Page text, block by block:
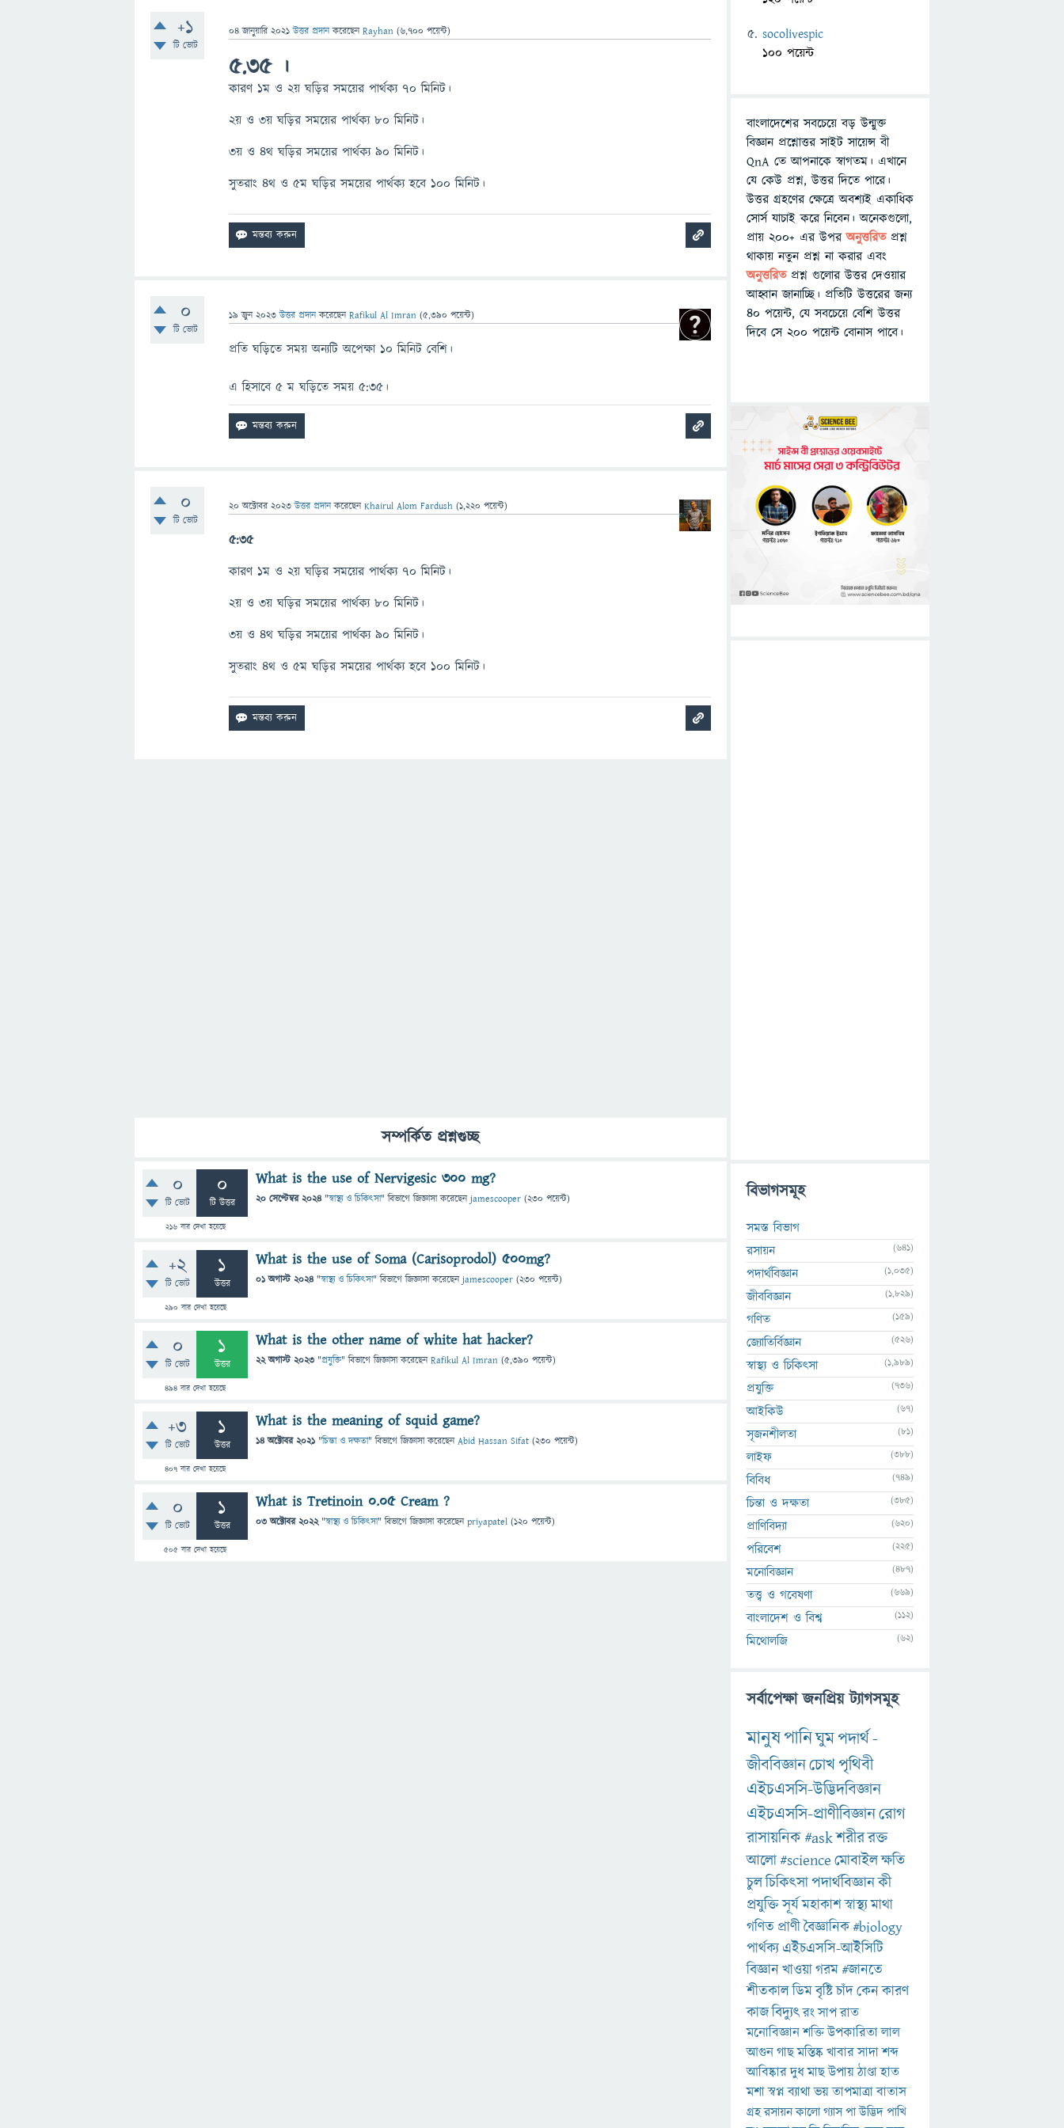
+1
টি ভোট
04 জানুয়ারি 2021 উত্তর প্রদান করেছেনRayhan (6,700 পয়েন্ট)
৫.৩৫ ।
কারণ ১ম ও ২য় ঘড়ির সময়ের পার্থক্য ৭০ মিনিট।
২য় ও ৩য় ঘড়ির সময়ের পার্থক্য ৮০ মিনিট।
৩য় ও ৪থ ঘড়ির সময়ের পার্থক্য ৯০ মিনিট।
সুতরাং ৪থ ও ৫ম ঘড়ির সময়ের পার্থক্য হবে ১০০ মিনিট।
0
টি ভোট
19 জুন 2023 উত্তর প্রদান করেছেনRafikul Al Imran (5,390 পয়েন্ট)
প্রতি ঘড়িতে সময় অন্যটি অপেক্ষা 10 মিনিট বেশি।
এ হিসাবে 5 ম ঘড়িতে সময় 5:35।
0
টি ভোট
20 অক্টোবর 2023 উত্তর প্রদান করেছেনKhairul Alom Fardush (1,220 পয়েন্ট)
5:35
কারণ ১ম ও ২য় ঘড়ির সময়ের পার্থক্য ৭০ মিনিট।
২য় ও ৩য় ঘড়ির সময়ের পার্থক্য ৮০ মিনিট।
৩য় ও ৪থ ঘড়ির সময়ের পার্থক্য ৯০ মিনিট।
সুতরাং ৪থ ও ৫ম ঘড়ির সময়ের পার্থক্য হবে ১০০ মিনিট।
সম্পর্কিত প্রশ্নগুচ্ছ
0
টি ভোট
0
টি উত্তর
216বার দেখা হয়েছে
What is the use of Nervigesic 300 mg?
20 সেপ্টেম্বর 2024 "স্বাস্থ্য ও চিকিৎসা" বিভাগে জিজ্ঞাসাকরেছেনjamescooper (230 পয়েন্ট)
+2
টি ভোট
1
উত্তর
290 বার দেখা হয়েছে
What is the use of Soma (Carisoprodol) 500mg?
01 অগাস্ট 2024 "স্বাস্থ্য ও চিকিৎসা" বিভাগে জিজ্ঞাসাকরেছেনjamescooper (230 পয়েন্ট)
0
টি ভোট
1
উত্তর
494 বার দেখা হয়েছে
What is the other name of white hat hacker?
22 অগাস্ট 2023 "প্রযুক্তি" বিভাগে জিজ্ঞাসাকরেছেনRafikul Al Imran (5,390 পয়েন্ট)
+3
টি ভোট
1
উত্তর
407 বার দেখা হয়েছে
What is the meaning of squid game?
14 অক্টোবর 2021 "চিন্তা ও দক্ষতা" বিভাগে জিজ্ঞাসাকরেছেনAbid Hassan Sifat (230 পয়েন্ট)
0
টি ভোট
1
উত্তর
505 বার দেখা হয়েছে
What is Tretinoin 0.05 Cream ?
03 অক্টোবর 2022 "স্বাস্থ্য ও চিকিৎসা" বিভাগে জিজ্ঞাসাকরেছেনpriyapatel (120 পয়েন্ট)
socolivespic
100 পয়েন্ট
বাংলাদেশের সবচেয়ে বড় উন্মুক্ত
বিজ্ঞান প্রশ্নোত্তর সাইট সায়েন্স বী
QnA তে আপনাকে স্বাগতম। এখানে
যে কেউ প্রশ্ন, উত্তর দিতে পারে।
উত্তর গ্রহণের ক্ষেত্রে অবশ্যই একাধিক
সোর্স যাচাই করে নিবেন। অনেকগুলো,
প্রায় ২০০+ এর উপরঅনুত্তরিতপ্রশ্ন
থাকায় নতুন প্রশ্ন না করার এবং
অনুত্তরিত প্রশ্ন গুলোর উত্তর দেওয়ার
আহ্বান জানাচ্ছি। প্রতিটি উত্তরের জন্য
৪০ পয়েন্ট, যে সবচেয়ে বেশি উত্তর
দিবে সে ২০০ পয়েন্ট বোনাস পাবে।
বিভাগসমূহ
সমস্ত বিভাগ
রসায়ন
(641)
পদার্থবিজ্ঞান (1,035)
জীববিজ্ঞান (1,829)
গণিত (159)
জ্যোতির্বিজ্ঞান (526)
স্বাস্থ্য ও চিকিৎসা (1,989)
প্রযুক্তি (736)
আইকিউ (67)
সৃজনশীলতা (81)
লাইফ (388)
বিবিধ (749)
চিন্তা ও দক্ষতা (385)
প্রাণিবিদ্যা (620)
পরিবেশ (225)
মনোবিজ্ঞান (487)
তত্ত্ব ও গবেষণা (669)
বাংলাদেশ ও বিশ্ব (112)
মিথোলজি (62)
সর্বাপেক্ষা জনপ্রিয় ট্যাগসমূহ
মানুষপানিঘুমপদার্থ-
জীববিজ্ঞানচোখপৃথিবী
এইচএসসি-উদ্ভিদবিজ্ঞান
এইচএসসি-প্রাণীবিজ্ঞানরোগ
রাসায়নিক#askশরীররক্ত
আলো#scienceমোবাইলক্ষতি
চুলচিকিৎসাপদার্থবিজ্ঞানকী
প্রযুক্তিসূর্যমহাকাশস্বাস্থ্যমাথা
গণিত প্রাণীবৈজ্ঞানিক#biology
পার্থক্য এইচএসসি-আইসিটি
বিজ্ঞানখাওয়াগরম#জানতে
শীতকালডিমবৃষ্টিচাঁদকেনকারণ
কাজবিদ্যুৎরংসাপরাত
মনোবিজ্ঞানশক্তিউপকারিতালাল
আগুনগাছমস্তিষ্কখাবারসাদাশব্দ
আবিষ্কারদুধমাছউপায়ঠাণ্ডাহাত
মশাস্বপ্নব্যাথাভয়তাপমাত্রাবাতাস
গ্রহরসায়নকালোগ্যাসপাউদ্ভিদপাখি